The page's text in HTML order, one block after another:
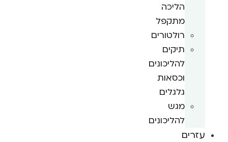
הליכה
מתקפל
רולטורים
תיקים
להליכונים
וכסאות
גלגלים
מגש
להליכונים
עזרים